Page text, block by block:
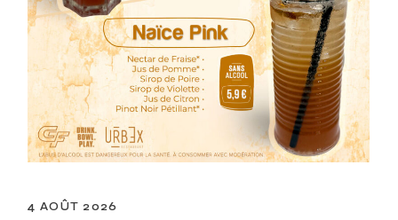
4 AOÛT 2026